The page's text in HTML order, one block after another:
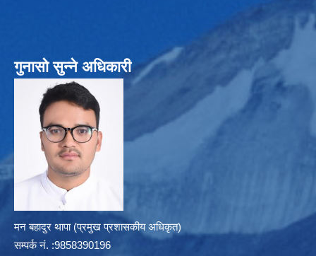
गुनासो सुन्ने अधिकारी
मन बहादुर थापा (प्रमुख प्रशासकीय अधिकृत)
सम्पर्क न‌ं. :9858390196